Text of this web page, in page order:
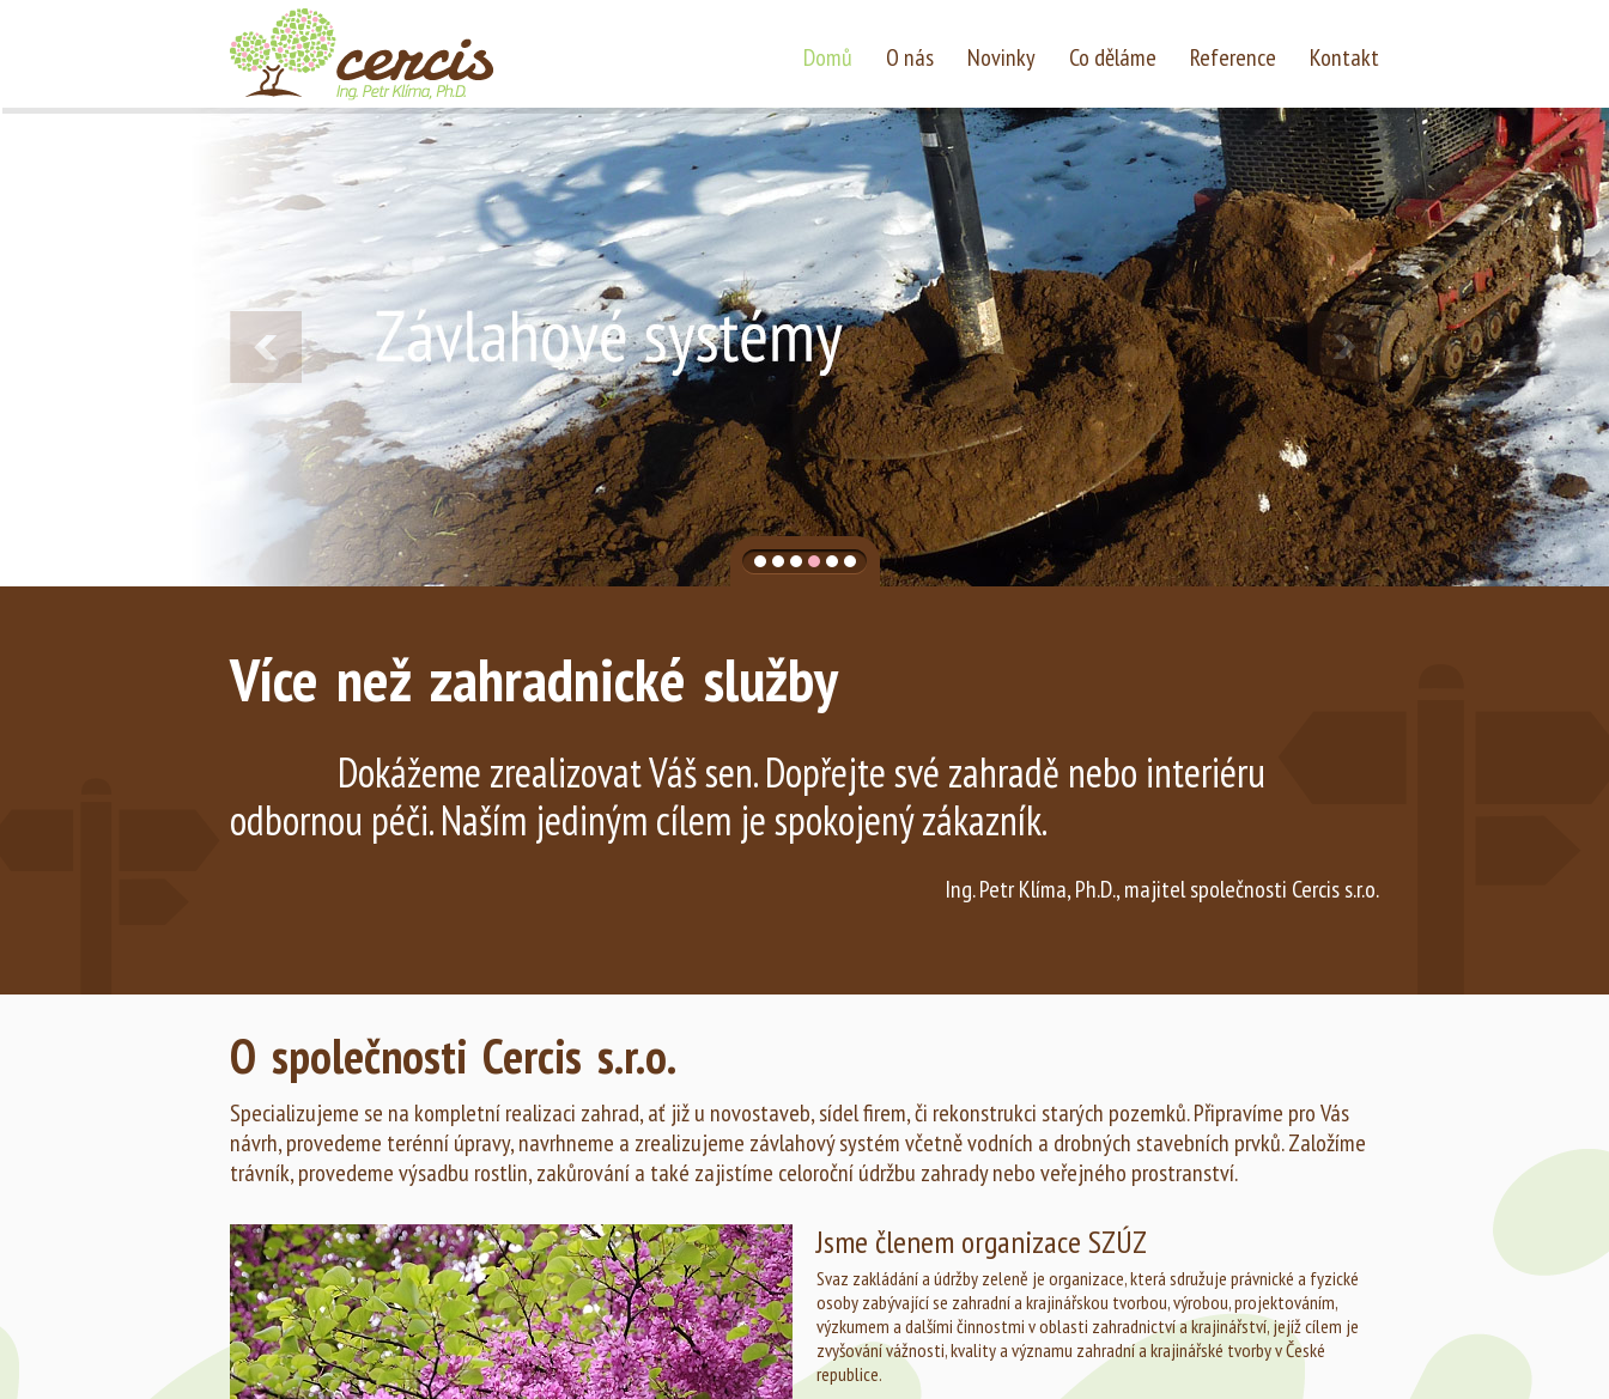
Domů O nás Novinky Co děláme Reference Kontakt
Více než zahradnické služby
Dokážeme zrealizovat Váš sen. Dopřejte své zahradě nebo interiéru
odbornou péči. Naším jediným cílem je spokojený zákazník.
Ing. Petr Klíma, Ph.D., majitel společnosti Cercis s.r.o.
O společnosti Cercis s.r.o.
Specializujeme se na kompletní realizaci zahrad, ať již u novostaveb, sídel firem, či rekonstrukci starých pozemků. Připravíme pro Vás
návrh, provedeme terénní úpravy, navrhneme a zrealizujeme závlahový systém včetně vodních a drobných stavebních prvků. Založíme
trávník, provedeme výsadbu rostlin, zakůrování a také zajistíme celoroční údržbu zahrady nebo veřejného prostranství.
Jsme členem organizace SZÚZ
Svaz zakládání a údržby zeleně je organizace, která sdružuje právnické a fyzické
osoby zabývající se zahradní a krajinářskou tvorbou, výrobou, projektováním,
výzkumem a dalšími činnostmi v oblasti zahradnictví a krajinářství, jejíž cílem je
zvyšování vážnosti, kvality a významu zahradní a krajinářské tvorby v České
republice.